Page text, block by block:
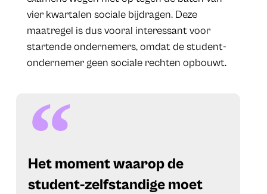
vier kwartalen sociale bijdragen. Deze
maatregel is dus vooral interessant voor
startende ondernemers, omdat de student-
ondernemer geen sociale rechten opbouwt.
Het moment waarop de
student-zelfstandige moet